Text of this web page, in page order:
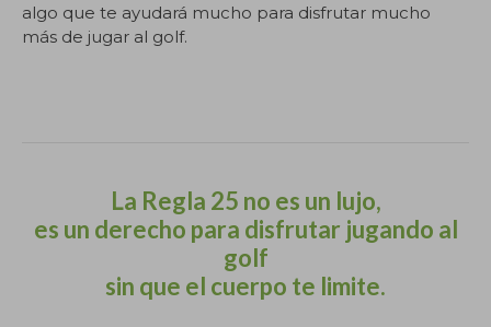
algo que te ayudará mucho para disfrutar mucho
más de jugar al golf.
La Regla 25 no es un lujo,
es un derecho para disfrutar jugando al
golf
sin que el cuerpo te limite.